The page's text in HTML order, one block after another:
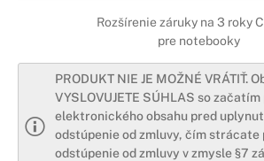
Rozšírenie záruky na 3 roky
pre notebooky
PRODUKT NIE JE MOŽNÉ VRÁTIŤ.
VYSLOVUJETE SÚHLAS so
elektronického obsahu pred
odstúpenie od zmluvy, čím strácate
odstúpenie od zmluvy v zmysle §7